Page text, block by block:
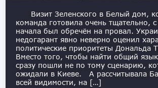
Визит Зеленского в Белый дом,
команда готовила очень тщательно, с
начала был обречён на провал.
недогарант явно неверно оценил
политические приоритеты Дональда
Вместо того, чтобы найти общий
сразу пошли не по тому сценарию,
ожидали в Киеве. А рассчитывала
всей видимости, на […]